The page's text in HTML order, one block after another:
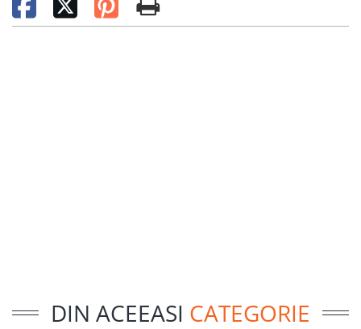
DIN ACEEASI CATEGORIE